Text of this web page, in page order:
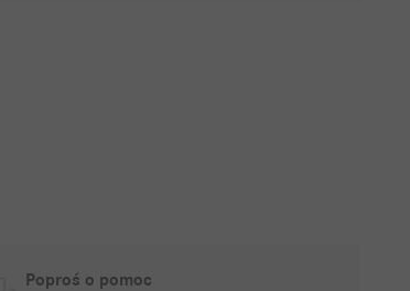
Poproś o pomoc